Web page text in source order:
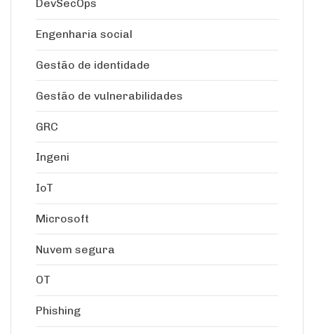
DevSecOps
Engenharia social
Gestão de identidade
Gestão de vulnerabilidades
GRC
Ingeni
IoT
Microsoft
Nuvem segura
OT
Phishing